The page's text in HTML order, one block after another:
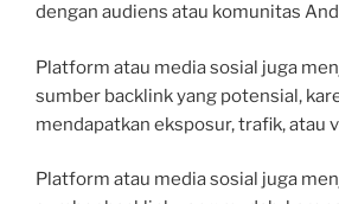
dengan audiens atau komunitas
Platform atau media sosial juga
sumber backlink yang potensial,
mendapatkan eksposur, trafik, atau
Platform atau media sosial juga